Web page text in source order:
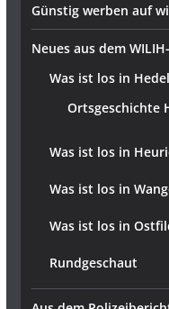
Günstig werben auf
Neues aus dem
Was ist los in
Ortsgeschichte
Was ist los in
Was ist los in
Was ist los in
Rundgeschaut